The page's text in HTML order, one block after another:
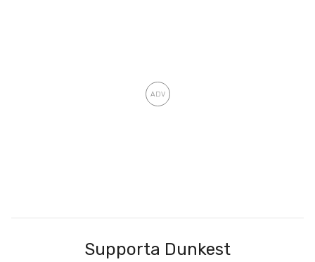
Supporta Dunkest